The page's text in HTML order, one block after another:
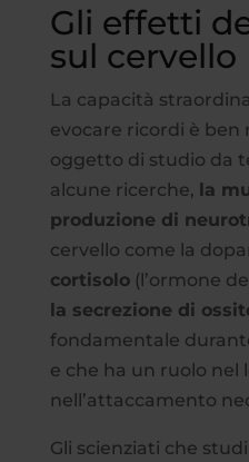
Gli effetti
sul cervello
La capacità
evocare ricordi è ben
oggetto di studio da
alcune ricerche, la
produzione di
cervello come la
cortisolo(l’ormone
la secrezione di
fondamentale
e che ha un ruolo nel
nell’attaccamento
Gli scienziati che